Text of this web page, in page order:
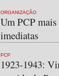
ORGANIZAÇÃO
Um PCP
imediatas
PCP
1923-1943: